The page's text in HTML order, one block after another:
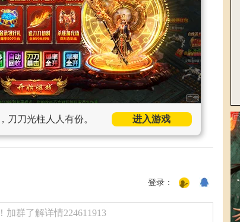
刀刀光柱人人有份。 进入游戏
登录：
加群了解详情224611913